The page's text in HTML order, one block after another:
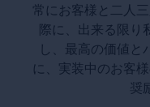
常にお客様と二人
際に、出来る限り
し、最高の価値と
に、実装中のお客
奨